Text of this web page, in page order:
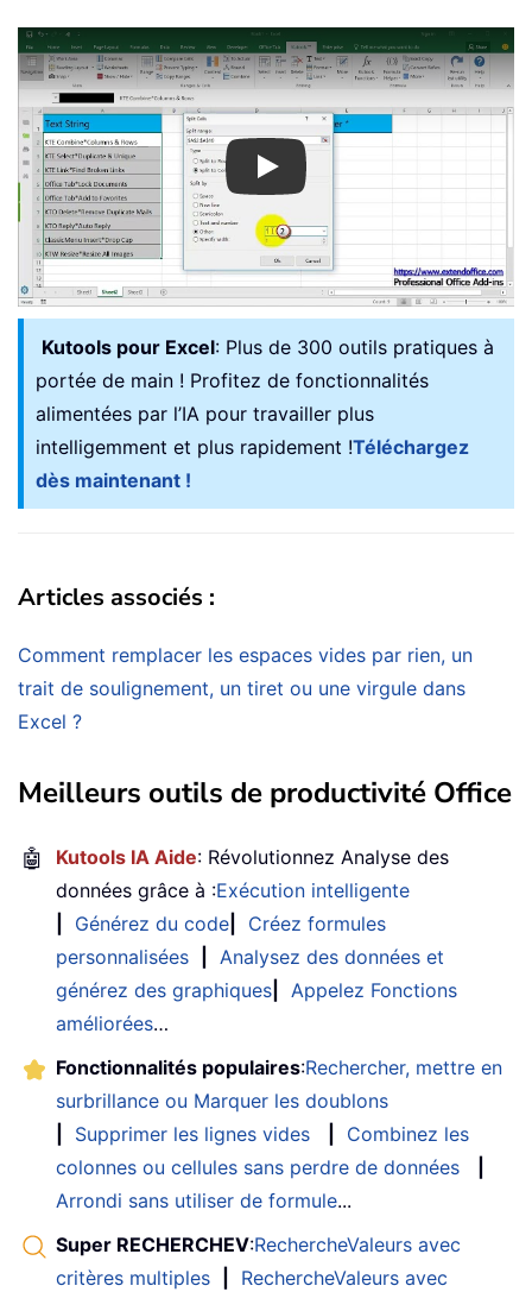
Play
Kutools pour Excel: Plus de 300 outils pratiques à
portée de main ! Profitez de fonctionnalités
alimentées par l’IA pour travailler plus
intelligemment et plus rapidement !Téléchargez
dès maintenant !
Articles associés :
Comment remplacer les espaces vides par rien, un
trait de soulignement, un tiret ou une virgule dans
Excel ?
Meilleurs outils de productivité Office
🤖 Kutools IA Aide: Révolutionnez Analyse des
données grâce à :Exécution intelligente
Générez du code
Créez formules
personnalisées
Analysez des données et
générez des graphiques
Appelez Fonctions
améliorées…
Fonctionnalités populaires:Rechercher, mettre en
surbrillance ou Marquer les doublons
Supprimer les lignes vides
Combinez les
colonnes ou cellules sans perdre de données
Arrondi sans utiliser de formule...
Super RECHERCHEV:RechercheValeurs avec
critères multiples
RechercheValeurs avec